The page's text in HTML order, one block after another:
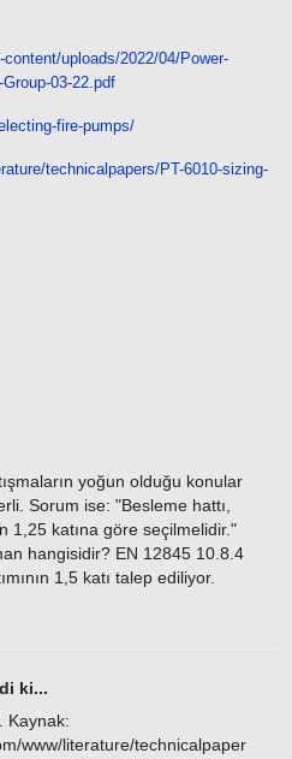
uploads/2022/04/Power-
03-22.pdf
fire-pumps/
technicalpapers/PT-6010-sizing-
yoğun olduğu konular
Sorum ise: "Besleme hattı,
1,25 katına göre seçilmelidir."
hangisidir? EN 12845 10.8.4
1,5 katı talep ediliyor.
ki...
Kaynak:
www/literature/technicalpaper